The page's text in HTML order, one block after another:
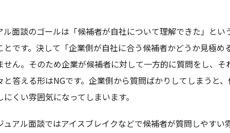
ル面談のゴールは「候補者が自社について理解できた」とい
とです。決して「企業側が自社に合う候補者かどうか見極め
せん。そのため企業が候補者に対して一方的に質問をし、そ
と答える形はNGです。企業側から質問ばかりしてしまうと
にくい雰囲気になってしまいます。
ュアル面談ではアイスブレイクなどで候補者が質問しやすい